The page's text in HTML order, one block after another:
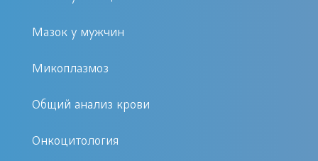
привести к развитию бесплодия,
опухолевому процессу и другим
возбудителей являются:
уреаплазма;
Мазок у мужчин
Микоплазмоз
Общий анализ крови
Онкоцитология